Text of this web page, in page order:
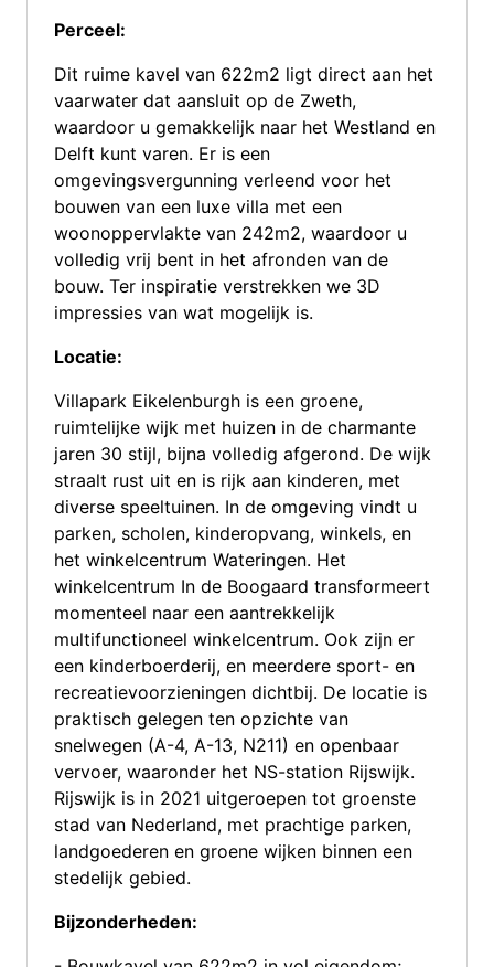
Perceel:
Dit ruime kavel van 622m2 ligt direct aan het
vaarwater dat aansluit op de Zweth,
waardoor u gemakkelijk naar het Westland en
Delft kunt varen. Er is een
omgevingsvergunning verleend voor het
bouwen van een luxe villa met een
woonoppervlakte van 242m2, waardoor u
volledig vrij bent in het afronden van de
bouw. Ter inspiratie verstrekken we 3D
impressies van wat mogelijk is.
Locatie:
Villapark Eikelenburgh is een groene,
ruimtelijke wijk met huizen in de charmante
jaren 30 stijl, bijna volledig afgerond. De wijk
straalt rust uit en is rijk aan kinderen, met
diverse speeltuinen. In de omgeving vindt u
parken, scholen, kinderopvang, winkels, en
het winkelcentrum Wateringen. Het
winkelcentrum In de Boogaard transformeert
momenteel naar een aantrekkelijk
multifunctioneel winkelcentrum. Ook zijn er
een kinderboerderij, en meerdere sport- en
recreatievoorzieningen dichtbij. De locatie is
praktisch gelegen ten opzichte van
snelwegen (A-4, A-13, N211) en openbaar
vervoer, waaronder het NS-station Rijswijk.
Rijswijk is in 2021 uitgeroepen tot groenste
stad van Nederland, met prachtige parken,
landgoederen en groene wijken binnen een
stedelijk gebied.
Bijzonderheden: